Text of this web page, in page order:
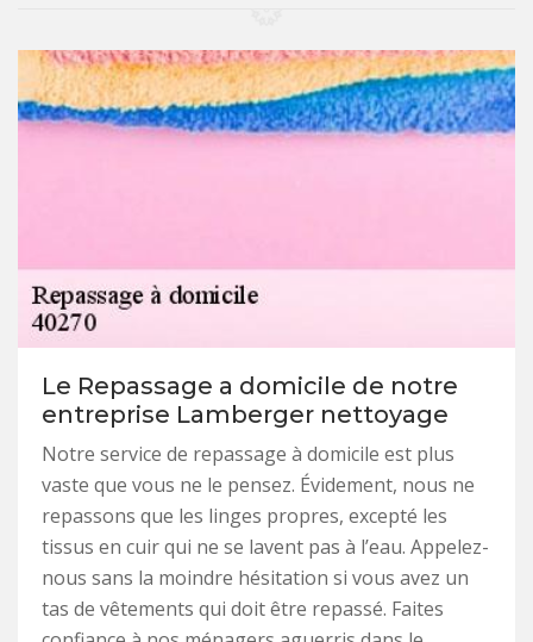
Le Repassage a domicile de notre
entreprise Lamberger nettoyage
Notre service de repassage à domicile est plus
vaste que vous ne le pensez. Évidement, nous ne
repassons que les linges propres, excepté les
tissus en cuir qui ne se lavent pas à l’eau. Appelez-
nous sans la moindre hésitation si vous avez un
tas de vêtements qui doit être repassé. Faites